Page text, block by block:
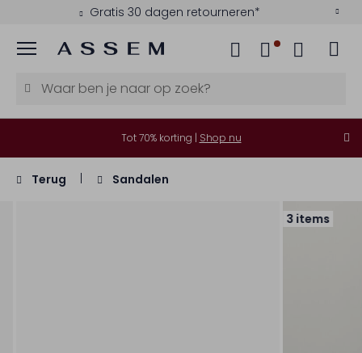
Gratis 30 dagen retourneren*
Menu
Tot 70% korting | Shop nu
Terug Sandalen
3 items